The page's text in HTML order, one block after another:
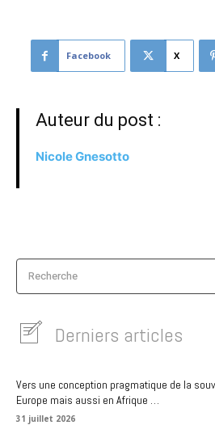
Facebook X
Auteur du post :
Nicole Gnesotto
Recherche
Derniers articles
Vers une conception pragmatique de la
Europe mais aussi en Afrique …
31 juillet 2026